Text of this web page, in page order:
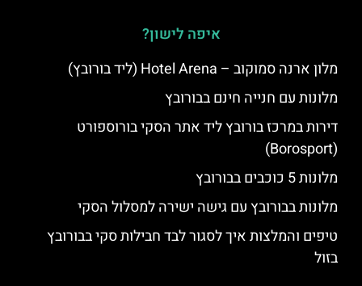
איפה לישון?
מלון ארנה סמוקוב – Hotel Arena (ליד בורובץ)
מלונות עם חנייה חינם בבורובץ
דירות במרכז בורובץ ליד אתר הסקי בורוספורט
(Borosport)
מלונות 5 כוכבים בבורובץ
מלונות בבורובץ עם גישה ישירה למסלול הסקי
טיפים והמלצות איך לסגור לבד חבילות סקי בבורובץ
בזול